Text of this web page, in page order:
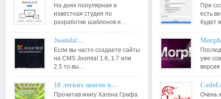
На днях популярная и
известная студия по
разработке шаблонов и…
Joomla!…
Если вы часто создаете сайты
на CMS Joomla! 1.6, 1.7 или
2.5 то вы…
10 легких шагов к…
Прочитав книгу Хагена Графа
При
есть
будет
уже
Очень